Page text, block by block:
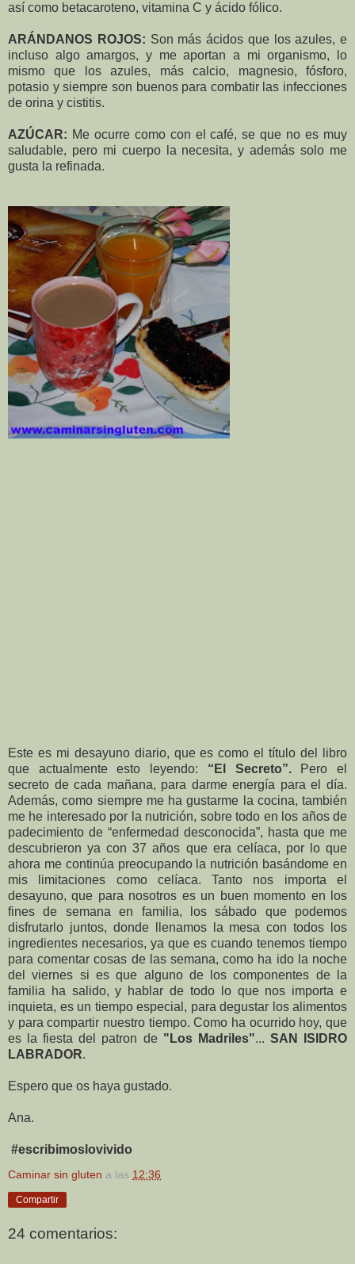
así como betacaroteno, vitamina C y ácido fólico.
ARÁNDANOS ROJOS: Son más ácidos que los azules, e
incluso algo amargos, y me aportan a mi organismo, lo
mismo que los azules, más calcio, magnesio, fósforo,
potasio y siempre son buenos para combatir las infecciones
de orina y cistitis.
AZÚCAR: Me ocurre como con el café, se que no es muy
saludable, pero mi cuerpo la necesita, y además solo me
gusta la refinada.
Este es mi desayuno diario, que es como el título del libro
que actualmente esto leyendo: “El Secreto”.Pero el
secreto de cada mañana, para darme energía para el día.
Además, como siempre me ha gustarme la cocina, también
me he interesado por la nutrición, sobre todo en los años de
padecimiento de “enfermedad desconocida”, hasta que me
descubrieron ya con 37 años que era celíaca, por lo que
ahora me continúa preocupando la nutrición basándome en
mis limitaciones como celíaca. Tanto nos importa el
desayuno, que para nosotros es un buen momento en los
fines de semana en familia, los sábado que podemos
disfrutarlo juntos, donde llenamos la mesa con todos los
ingredientes necesarios, ya que es cuando tenemos tiempo
para comentar cosas de las semana, como ha ido la noche
del viernes si es que alguno de los componentes de la
familia ha salido, y hablar de todo lo que nos importa e
inquieta, es un tiempo especial, para degustar los alimentos
y para compartir nuestro tiempo. Como ha ocurrido hoy, que
es la fiesta del patron de "Los Madriles"... SAN ISIDRO
LABRADOR.
Espero que os haya gustado.
Ana.
#escribimoslovivido
Caminar sin gluten a las 12:36
Compartir
24 comentarios: